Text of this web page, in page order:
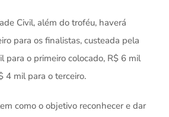
Civil, além do troféu, haverá
para os finalistas, custeada pela
para o primeiro colocado, R$ 6 mil
4 mil para o terceiro.
como o objetivo reconhecer e dar